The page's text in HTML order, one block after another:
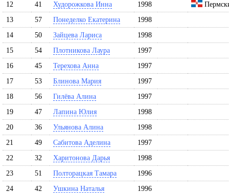
12
41 Худорожкова Инна 1998
13
57 Понеделко Екатерина
1998
14
50 Зайцева Лариса
1998
15
54 Плотникова Лаура
1997
16
45 Терехова Анна
1997
17
53 Блинова Мария
1997
18
56 Гилёва Алина
1997
19
47 Лапина Юлия
1998
20
36 Ульянова Алина
1998
21
49 Сабитова Аделина
1997
22
32 Харитонова Дарья
1998
23
51 Полторацкая Тамара
1996
24
42 Ушкина Наталья
1996